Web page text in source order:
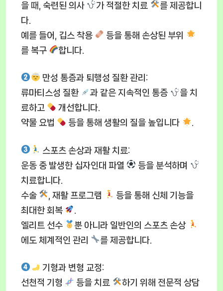
을 때, 숙련된 의사
가 적절한 치료
를 제공합니
다.
예를 들어, 깁스 착용
등을 통해 손상된 부위
를 복구
합니다.
만성 통증과 퇴행성 질환 관리 :
류마티스성 질환
과 같은 지속적인 통증
을 치
료하고
개선합니다.
약물 요법
등을 통해 생활의 질을 높입니다
스포츠 손상과 재활 치료:
운동 중 발생한 십자인대 파열
등을 분석하며
치료합니다.
수술
, 재활 프로그램
등을 통해 신체 기능을
최대한 회복
엘리트 선수
뿐 아니라 일반인의 스포츠 손상
에도 체계적인 관리
를 제공합니다.
기형과 변형 교정:
선천적 기형
등을 치료 하기 위해 전문적 상담